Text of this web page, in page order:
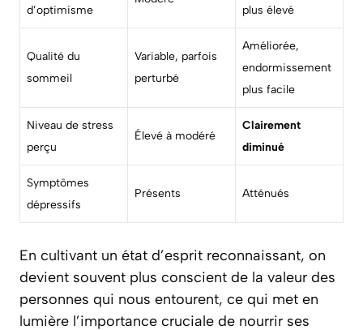
d’optimisme
plus élevé
Qualité du
sommeil
Variable, parfois
perturbé
Améliorée,
endormissement
plus facile
Niveau de stress
perçu
Élevé à modéré
Clairement
diminué
Symptômes
dépressifs
Présents Atténués
En cultivant un état d’esprit reconnaissant, on
devient souvent plus conscient de la valeur des
personnes qui nous entourent, ce qui met en
lumière l’importance cruciale de nourrir ses